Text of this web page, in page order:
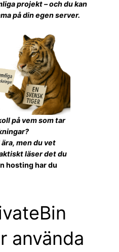
projekt – och du kan
på din egen server.
på vem som tar
men du vet
läser det du
hosting har du
använda